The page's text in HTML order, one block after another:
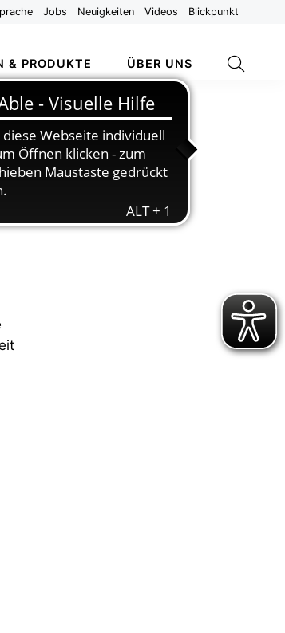
Jobs Neuigkeiten Videos Blickpunkt
& PRODUKTE ÜBER UNS